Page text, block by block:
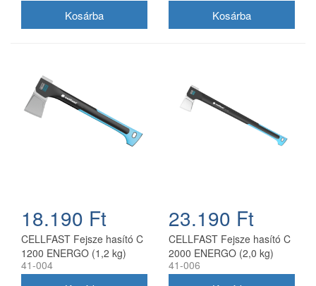
18.190 Ft
CELLFAST Fejsze hasító C
1200 ENERGO (1,2 kg)
41-004
23.190 Ft
CELLFAST Fejsze hasító C
2000 ENERGO (2,0 kg)
41-006